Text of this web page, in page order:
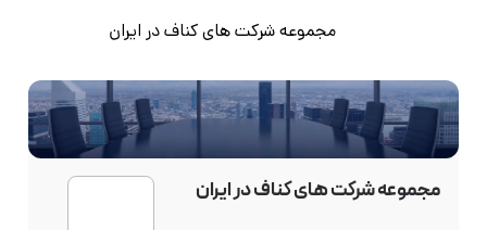
مجموعه شرکت های کناف در ایران
مجموعه شرکت های کناف در ایران